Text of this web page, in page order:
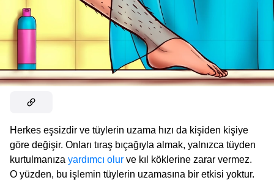
Herkes eşsizdir ve tüylerin uzama hızı da kişiden kişiye
göre değişir. Onları tıraş bıçağıyla almak, yalnızca tüyden
kurtulmanıza yardımcı olur ve kıl köklerine zarar vermez.
O yüzden, bu işlemin tüylerin uzamasına bir etkisi yoktur.